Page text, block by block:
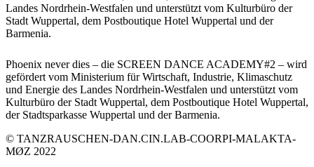
Phoenix never dies – die SCREEN DANCE ACADEMY#2 – wird
gefördert vom Ministerium für Wirtschaft, Industrie, Klimaschutz
und Energie des Landes Nordrhein-Westfalen und unterstützt vom
Kulturbüro der Stadt Wuppertal, dem Postboutique Hotel Wuppertal,
der Stadtsparkasse Wuppertal und der Barmenia.
© TANZRAUSCHEN-DAN.CIN.LAB-COORPI-MALAKTA-
MØZ 2022